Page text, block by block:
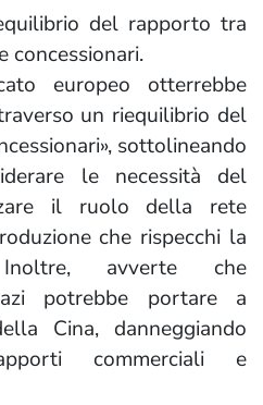
del rapporto tra
concessionari.
europeo otterrebbe
un riequilibrio del
sottolineando
le necessità del
il ruolo della rete
che rispecchi la
avverte che
potrebbe portare a
Cina, danneggiando
commerciali e